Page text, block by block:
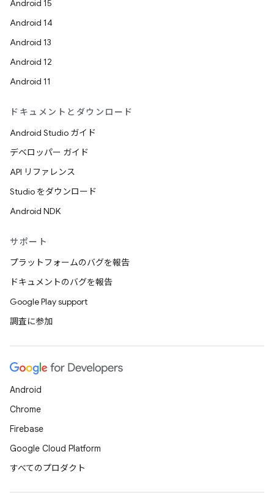
Android 15
Android 14
Android 13
Android 12
Android 11
ドキュメントとダウンロード
Android Studio ガイド
デベロッパー ガイド
API リファレンス
Studio をダウンロード
Android NDK
サポート
プラットフォームのバグを報告
ドキュメントのバグを報告
Google Play support
調査に参加
Android
Chrome
Firebase
Google Cloud Platform
すべてのプロダクト